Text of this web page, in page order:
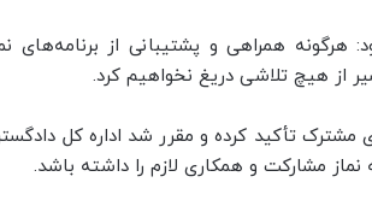
هرگونه همراهی و پشتیبانی از برنامه‌های
از هیچ تلاشی دریغ نخواهیم کرد.
تأکید کرده و مقرر شد اداره کل
مشارکت و همکاری لازم را داشته باشد.